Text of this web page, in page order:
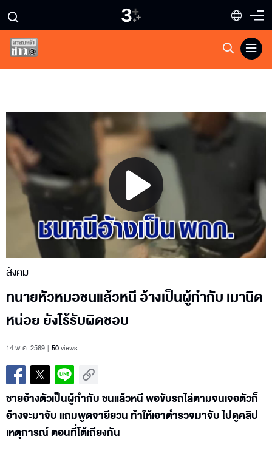
Play
Video
สังคม
ทนายหัวหมอชนแล้วหนี อ้างเป็นผู้กำกับ เมานิด
หน่อย ยังไร้รับผิดชอบ
14 พ.ค. 2569 50views
ชายอ้างตัวเป็นผู้กำกับ ชนแล้วหนี พอขับรถไล่ตามจนเจอตัวก็
อ้างจะมาจับ แถมพูดจายียวน ท้าให้เอาตำรวจมาจับ ไปดูคลิป
เหตุการณ์ ตอนที่โต้เถียงกัน